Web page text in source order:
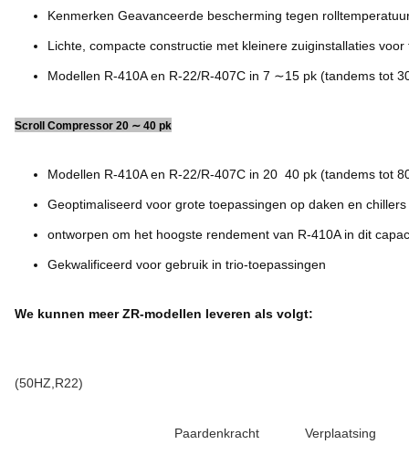
Kenmerken Geavanceerde bescherming tegen
Lichte, compacte constructie met kleinere zuiginstallaties
Modellen R-410A en R-22/R-407C in 7 ∼15 pk (tandems tot
Scroll Compressor 20 ∼ 40 pk
Modellen R-410A en R-22/R-407C in 20  40 pk (tandems tot
Geoptimaliseerd voor grote toepassingen op daken en chillers
ontworpen om het hoogste rendement van R-410A in dit
Gekwalificeerd voor gebruik in trio-toepassingen
We kunnen meer ZR-modellen leveren als volgt:
(50HZ,R22)
Paardenkracht Verplaatsing